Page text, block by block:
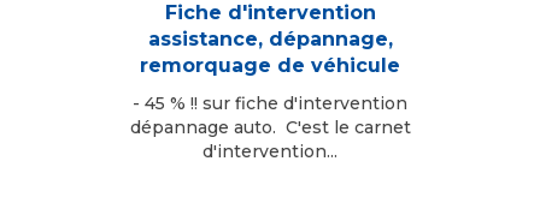
Fiche d'intervention
assistance, dépannage,
remorquage de véhicule
- 45 % !! sur fiche d'intervention
dépannage auto. C'est le carnet
d'intervention...